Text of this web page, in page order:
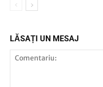
LĂSAȚI UN MESAJ